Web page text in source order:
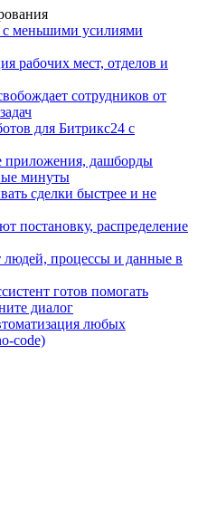
с меньшими усилиями
рабочих мест, отделов и
сотрудников от
для Битрикс24 с
приложения, дашборды
минуты
сделки быстрее и не
постановку, распределение
людей, процессы и данные в
готов помогать
диалог
любых
code)